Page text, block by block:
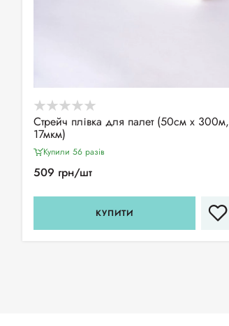
Стрейч плівка для палет (50см х 300м,
17мкм)
Купили 56 разiв
509 грн/шт
КУПИТИ